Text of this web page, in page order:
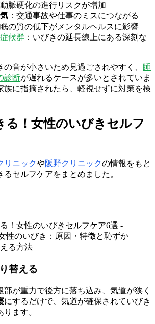
動脈硬化の進行リスクが増加
：交通事故や仕事のミスにつながる
眠の質の低下がメンタルヘルスに影響
候群 ：いびきの延長線上にある深刻な
音が小さいため見過ごされやすく、
睡
診断が遅れるケースが多いとされていま
族に指摘されたら、軽視せずに対策を検
る！女性のいびきセルフ
リニックや阪野クリニックの情報をもと
セルフケアをまとめました。
！女性のいびきセルフケア6選 -
性のいびき：原因・特徴と恥ずか
る方法
替える
部が重力で後方に落ち込み、気道が狭く
にするだけで、気道が確保されていびき
ます。